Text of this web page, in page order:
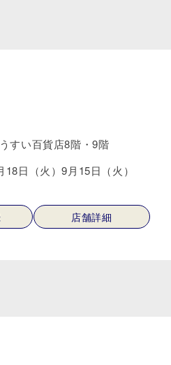
すい百貨店8階・9階
日（火）9月15日（火）
店舗詳細